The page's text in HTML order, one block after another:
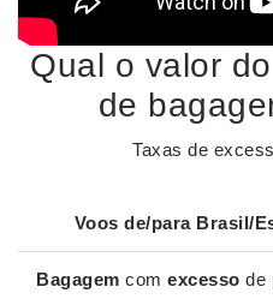
Qual o valor
de
Taxas de
Voos de/para Brasil/
Bagagem comexcesso de